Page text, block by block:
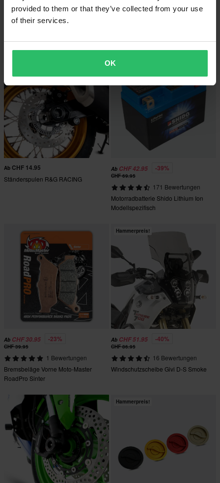
provided to them or that they’ve collected from your use
of their services.
OK
CHF 46.95
121 Bewertungen
CHF 69.95
Ab CHF 14.95
Ständerspulen R&G RACING
Ab CHF 42.95 -39%
CHF 69.95
171 Bewertungen
Motorradbatterie Shido Lithium Ion
Modellspezifisch
Ab CHF 30.95 -23%
CHF 39.95
1 Bewertungen
Bremsbeläge Vorne Moto-Master
RoadPro Sinter
Hammerpreis!
Ab CHF 51.95 -40%
CHF 86.95
16 Bewertungen
Windschutzscheibe Givi D-S Smoke
Hammerpreis!